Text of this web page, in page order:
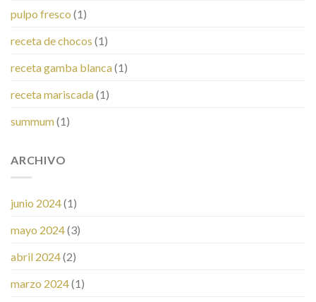
pulpo fresco (1)
receta de chocos (1)
receta gamba blanca(1)
receta mariscada(1)
summum(1)
ARCHIVO
junio 2024(1)
mayo 2024(3)
abril 2024(2)
marzo 2024(1)